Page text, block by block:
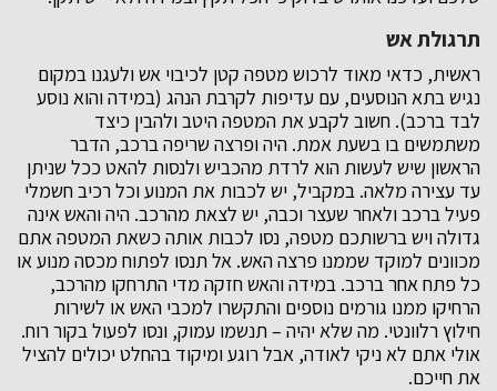
תרגולת אש
ראשית, כדאי מאוד לרכוש מטפה קטן לכיבוי אש ולעגנו במקום
נגיש בתא הנוסעים, עם עדיפות לקרבת הנהג (במידה והוא נוסע
לבד ברכב). חשוב לקבע את המטפה היטב ולהבין כיצד
משתמשים בו בשעת אמת. היה ופרצה שריפה ברכב, הדבר
הראשון שיש לעשות הוא לרדת מהכביש ולנסות להאט ככל שניתן
עד עצירה מלאה. במקביל, יש לכבות את המנוע וכל רכיב חשמלי
פעיל ברכב ולאחר שעצר וכבה, יש לצאת מהרכב. היה והאש אינה
גדולה ויש ברשותכם מטפה, נסו לכבות אותה כשאת המטפה אתם
מכוונים למוקד שממנו פרצה האש. אל תנסו לפתוח מכסה מנוע או
כל פתח אחר ברכב. במידה והאש חזקה מדי התרחקו מהרכב,
הרחיקו ממנו גורמים נוספים והתקשרו למכבי האש או לשירות
חילוץ רלוונטי. מה שלא יהיה – תנשמו עמוק, ונסו לפעול בקור רוח.
אולי אתם לא ניקי לאודה, אבל רוגע ומיקוד בהחלט יכולים להציל
את חייכם.